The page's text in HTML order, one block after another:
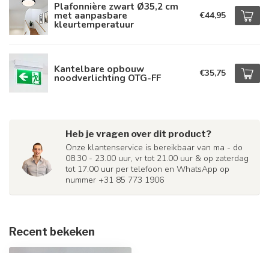
Plafonnière zwart Ø35,2 cm
met aanpasbare
kleurtemperatuur
€44,95
Kantelbare opbouw
noodverlichting OTG-FF €35,75
Heb je vragen over dit product?
Onze klantenservice is bereikbaar van ma - do
08.30 - 23.00 uur, vr tot 21.00 uur & op zaterdag
tot 17.00 uur per telefoon en WhatsApp op
nummer +31 85 773 1906
Recent bekeken